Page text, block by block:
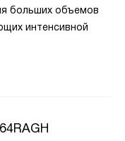
больших объемов
интенсивной